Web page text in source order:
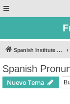
Spanish Institute of Puebla
Spanish
Nuevo Tema